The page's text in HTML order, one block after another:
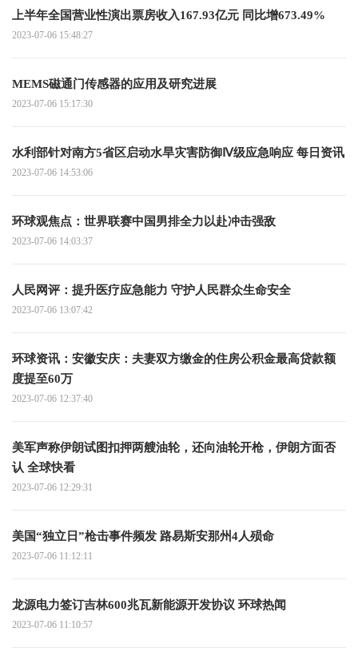
上半年全国营业性演出票房收入167.93亿元 同比增673.49%
2023-07-06 15:48:27
MEMS磁通门传感器的应用及研究进展
2023-07-06 15:17:30
水利部针对南方5省区启动水旱灾害防御Ⅳ级应急响应 每日资讯
2023-07-06 14:53:06
环球观焦点：世界联赛中国男排全力以赴冲击强敌
2023-07-06 14:03:37
人民网评：提升医疗应急能力 守护人民群众生命安全
2023-07-06 13:07:42
环球资讯：安徽安庆：夫妻双方缴金的住房公积金最高贷款额
度提至60万
2023-07-06 12:37:40
美军声称伊朗试图扣押两艘油轮，还向油轮开枪，伊朗方面否
认 全球快看
2023-07-06 12:29:31
美国“独立日”枪击事件频发 路易斯安那州4人殒命
2023-07-06 11:12:11
龙源电力签订吉林600兆瓦新能源开发协议 环球热闻
2023-07-06 11:10:57